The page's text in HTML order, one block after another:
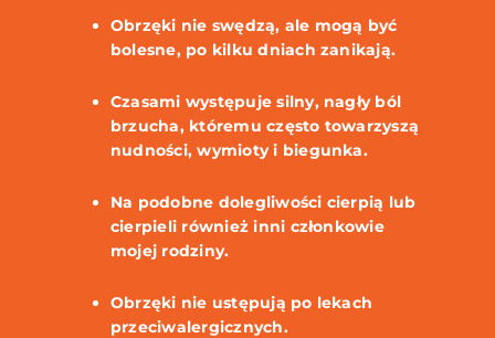
Obrzęki nie swędzą, ale mogą być
bolesne, po kilku dniach zanikają.
Czasami występuje silny, nagły ból
brzucha, któremu często towarzyszą
nudności, wymioty i biegunka.
Na podobne dolegliwości cierpią lub
cierpieli również inni członkowie
mojej rodziny.
Obrzęki nie ustępują po lekach
przeciwalergicznych.